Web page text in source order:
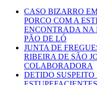
CASO BIZARRO
PORCO COM A
ENCONTRADA NA
PÃO DE LÓ
JUNTA DE
RIBEIRA DE SÃO
COLABORADORA
DETIDO